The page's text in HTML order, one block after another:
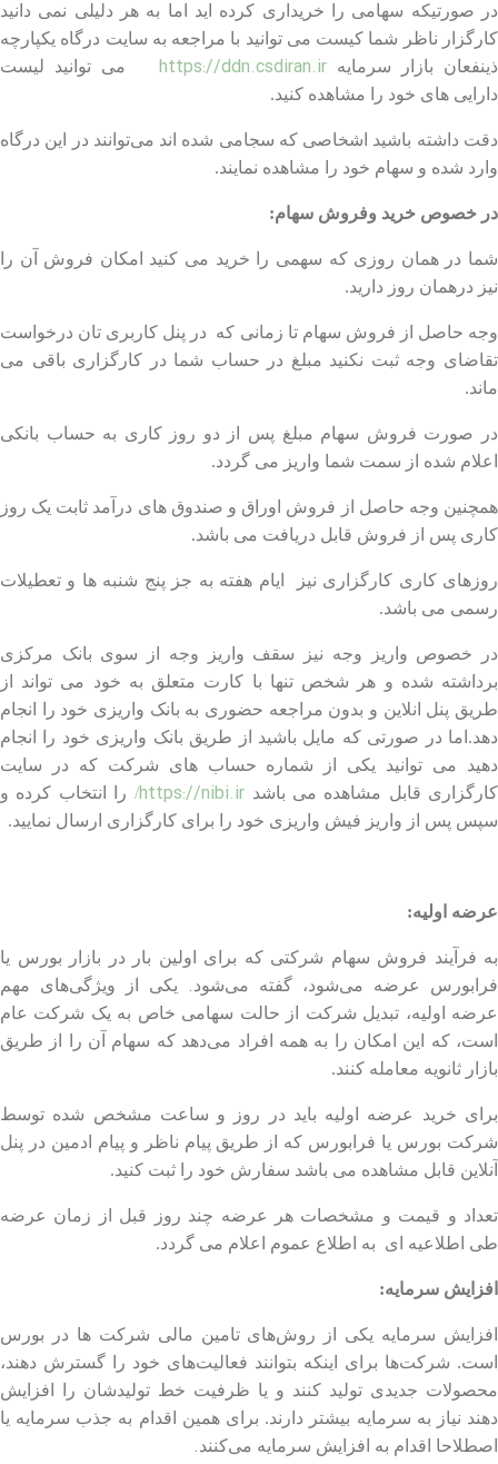
در صورتیکه سهامی را خریداری کرده اید اما به هر دلیلی نمی دانید
کارگزار ناظر شما کیست می توانید با مراجعه به سایت درگاه یکپارچه
ذینفعان بازار سرمایهhttps://ddn.csdiran.ir
می توانید لیست
دارایی های خود را مشاهده کنید.
دقت داشته باشید اشخاصی که سجامی شده اند می‌توانند در این درگاه
وارد شده و سهام خود را مشاهده نمایند.
در خصوص خرید وفروش سهام:
شما در همان روزی که سهمی را خرید می کنید امکان فروش آن را
نیز درهمان روز دارید.
وجه حاصل از فروش سهام تا زمانی که در پنل کاربری تان درخواست
تقاضای وجه ثبت نکنید مبلغ در حساب شما در کارگزاری باقی می
ماند.
در صورت فروش سهام مبلغ پس از دو روز کاری به حساب بانکی
اعلام شده از سمت شما واریز می گردد.
همچنین وجه حاصل از فروش اوراق و صندوق های درآمد ثابت یک روز
کاری پس از فروش قابل دریافت می باشد.
روزهای کاری کارگزاری نیز ایام هفته به جز پنج شنبه ها و تعطیلات
رسمی می باشد.
در خصوص واریز وجه نیز سقف واریز وجه از سوی بانک مرکزی
برداشته شده و هر شخص تنها با کارت متعلق به خود می تواند از
طریق پنل انلاین و بدون مراجعه حضوری به بانک واریزی خود را انجام
دهد.اما در صورتی که مایل باشید از طریق بانک واریزی خود را انجام
دهید می توانید یکی از شماره حساب های شرکت که در سایت
کارگزاری قابل مشاهده می باشد https://nibi.ir
/ را انتخاب کرده و
سپس پس از واریز فیش واریزی خود را برای کارگزاری ارسال نمایید.
عرضه اولیه:
به فرآیند فروش سهام شرکتی که برای اولین بار در بازار بورس یا
فرابورس عرضه می‌شود، گفته می‌شود. یکی از ویژگی‌های مهم
عرضه اولیه، تبدیل شرکت از حالت سهامی خاص به یک شرکت عام
است، که این امکان را به همه افراد می‌دهد که سهام آن را از طریق
بازار ثانویه معامله کنند.
برای خرید عرضه اولیه باید در روز و ساعت مشخص شده توسط
شرکت بورس یا فرابورس که از طریق پیام ناظر و پیام ادمین در پنل
آنلاین قابل مشاهده می باشد سفارش خود را ثبت کنید.
تعداد و قیمت و مشخصات هر عرضه چند روز قبل از زمان عرضه
طی اطلاعیه ای به اطلاع عموم اعلام می گردد.
افزایش سرمایه:
افزایش سرمایه یکی از روش‌های تامین مالی شرکت ها در بورس
است. شرکت‌ها برای اینکه بتوانند فعالیت‌های خود را گسترش دهند،
محصولات جدیدی تولید کنند و یا ظرفیت خط تولیدشان را افزایش
دهند نیاز به سرمایه بیشتر دارند. برای همین اقدام به جذب سرمایه یا
اصطلاحا اقدام به افزایش سرمایه می‌کنند.